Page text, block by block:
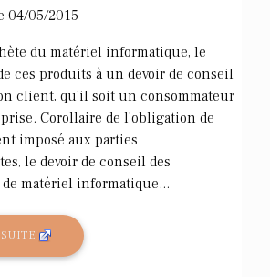
04/05/2015
du matériel informatique, le
ces produits à un devoir de conseil
client, qu'il soit un consommateur
Corollaire de l'obligation de
imposé aux parties
le devoir de conseil des
matériel informatique...